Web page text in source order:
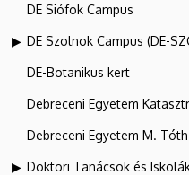
DE Siófok Campus
DE Szolnok Campus (DE-
DE-Botanikus kert
Debreceni Egyetem
Debreceni Egyetem M.
Doktori Tanácsok és